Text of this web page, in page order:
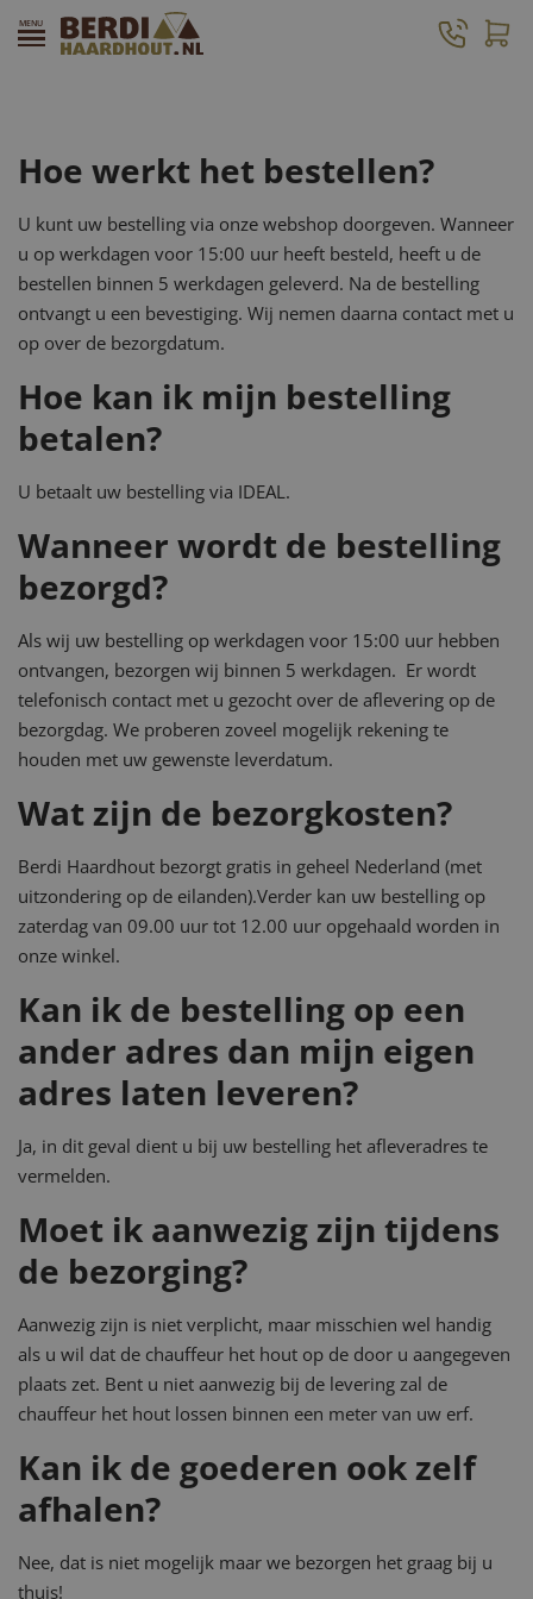
Hoe werkt het bestellen?
U kunt uw bestelling via onze webshop doorgeven. Wanneer
u op werkdagen voor 15:00 uur heeft besteld, heeft u de
bestellen binnen 5 werkdagen geleverd. Na de bestelling
ontvangt u een bevestiging. Wij nemen daarna contact met u
op over de bezorgdatum.
Hoe kan ik mijn bestelling
betalen?
U betaalt uw bestelling via IDEAL.
Wanneer wordt de bestelling
bezorgd?
Als wij uw bestelling op werkdagen voor 15:00 uur hebben
ontvangen, bezorgen wij binnen 5 werkdagen. Er wordt
telefonisch contact met u gezocht over de aflevering op de
bezorgdag. We proberen zoveel mogelijk rekening te
houden met uw gewenste leverdatum.
Wat zijn de bezorgkosten?
Berdi Haardhout bezorgt gratis in geheel Nederland (met
uitzondering op de eilanden).Verder kan uw bestelling op
zaterdag van 09.00 uur tot 12.00 uur opgehaald worden in
onze winkel.
Kan ik de bestelling op een
ander adres dan mijn eigen
adres laten leveren?
Ja, in dit geval dient u bij uw bestelling het afleveradres te
vermelden.
Moet ik aanwezig zijn tijdens
de bezorging?
Aanwezig zijn is niet verplicht, maar misschien wel handig
als u wil dat de chauffeur het hout op de door u aangegeven
plaats zet. Bent u niet aanwezig bij de levering zal de
chauffeur het hout lossen binnen een meter van uw erf.
Kan ik de goederen ook zelf
afhalen?
Nee, dat is niet mogelijk maar we bezorgen het graag bij u
thuis!